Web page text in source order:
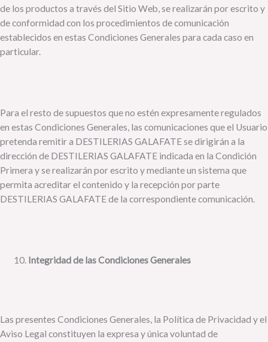
de los productos a través del Sitio Web, se realizarán por escrito y
de conformidad con los procedimientos de comunicación
establecidos en estas Condiciones Generales para cada caso en
particular.
Para el resto de supuestos que no estén expresamente regulados
en estas Condiciones Generales, las comunicaciones que el Usuario
pretenda remitir a DESTILERIAS GALAFATE se dirigirán a la
dirección de DESTILERIAS GALAFATE indicada en la Condición
Primera y se realizarán por escrito y mediante un sistema que
permita acreditar el contenido y la recepción por parte
DESTILERIAS GALAFATE de la correspondiente comunicación.
Integridad de las Condiciones Generales
Las presentes Condiciones Generales, la Política de Privacidad y el
Aviso Legal constituyen la expresa y única voluntad de